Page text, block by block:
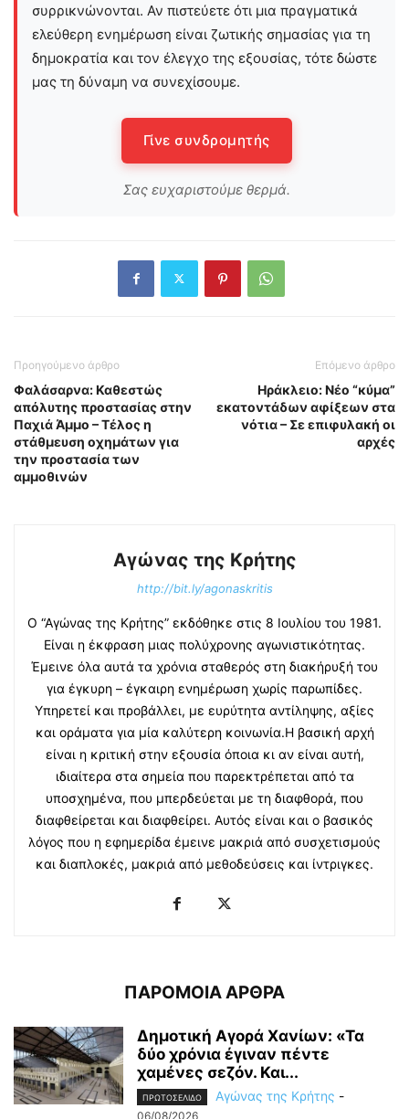
συρρικνώνονται. Αν πιστεύετε ότι μια πραγματικά
ελεύθερη ενημέρωση είναι ζωτικής σημασίας για τη
δημοκρατία και τον έλεγχο της εξουσίας, τότε δώστε
μας τη δύναμη να συνεχίσουμε.
Γίνε συνδρομητής
Σας ευχαριστούμε θερμά.
Προηγούμενο άρθρο
Φαλάσαρνα: Καθεστώς
απόλυτης προστασίας στην
Παχιά Άμμο – Τέλος η
στάθμευση οχημάτων για
την προστασία των
αμμοθινών
Επόμενο άρθρο
Ηράκλειο: Νέο “κύμα”
εκατοντάδων αφίξεων στα
νότια – Σε επιφυλακή οι
αρχές
Αγώνας της Κρήτης
http://bit.ly/agonaskritis
Ο “Αγώνας της Κρήτης” εκδόθηκε στις 8 Ιουλίου του 1981.
Είναι η έκφραση μιας πολύχρονης αγωνιστικότητας.
Έμεινε όλα αυτά τα χρόνια σταθερός στη διακήρυξή του
για έγκυρη – έγκαιρη ενημέρωση χωρίς παρωπίδες.
Υπηρετεί και προβάλλει, με ευρύτητα αντίληψης, αξίες
και οράματα για μία καλύτερη κοινωνία.Η βασική αρχή
είναι η κριτική στην εξουσία όποια κι αν είναι αυτή,
ιδιαίτερα στα σημεία που παρεκτρέπεται από τα
υποσχημένα, που μπερδεύεται με τη διαφθορά, που
διαφθείρεται και διαφθείρει. Αυτός είναι και ο βασικός
λόγος που η εφημερίδα έμεινε μακριά από συσχετισμούς
και διαπλοκές, μακριά από μεθοδεύσεις και ίντριγκες.
ΠΑΡΟΜΟΙΑ ΑΡΘΡΑ
Δημοτική Αγορά Χανίων: «Τα
δύο χρόνια έγιναν πέντε
χαμένες σεζόν. Και...
ΠΡΩΤΟΣΕΛΙΔΟ Αγώνας της Κρήτης -
06/08/2026